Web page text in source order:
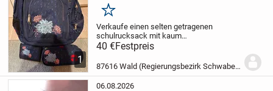
1
Merken
Verkaufe einen selten getragenen
schulrucksack mit kaum
Gebrauchsspuren. Beim Rucksack sind
ein Geldbeutel und ein Mäppchen
vorhanden. Rucksack wie neu. Mäppchen
und Geldbeutel nie benutzt
40 €Festpreis
87616 Wald (Regierungsbezirk Schwaben)
06.08.2026